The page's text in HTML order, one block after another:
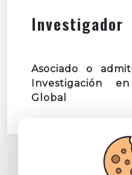
Investigador
Asociado o
Investigación
Global